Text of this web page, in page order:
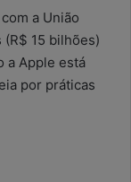
a União
15 bilhões)
a Apple está
por práticas